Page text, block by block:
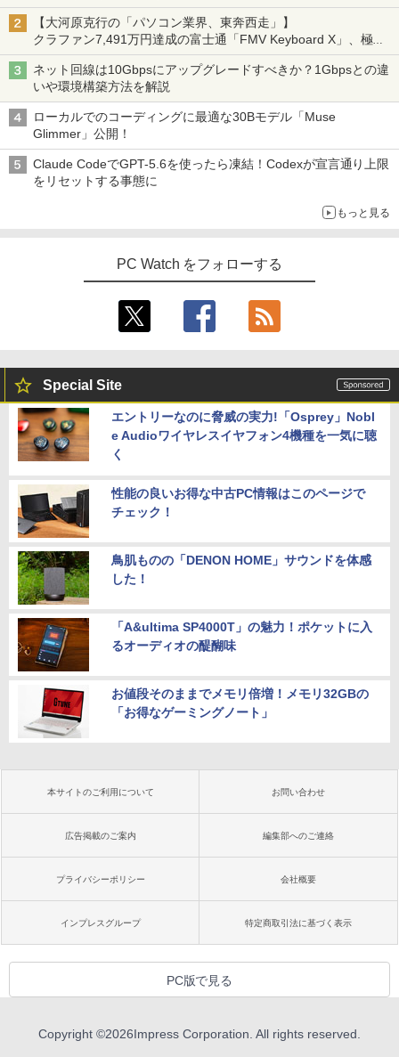
Watch
【大河原克行の「パソコン業界、東奔西走」】
クラファン7,491万円達成の富士通「FMV Keyboard X」、極限
の静音化を追求
ネット回線は10Gbpsにアップグレードすべきか？1Gbpsとの違
いや環境構築方法を解説
ローカルでのコーディングに最適な30Bモデル「Muse
Glimmer」公開！
Claude CodeでGPT-5.6を使ったら凍結！Codexが宣言通り上限
をリセットする事態に
もっと見る
PC Watch をフォローする
Special Site
エントリーなのに脅威の実力!「Osprey」Nobl
e Audioワイヤレスイヤフォン4機種を一気に聴
く
性能の良いお得な中古PC情報はこのページで
チェック！
鳥肌ものの「DENON HOME」サウンドを体感
した！
「A&ultima SP4000T」の魅力！ポケットに入
るオーディオの醍醐味
お値段そのままでメモリ倍増！メモリ32GBの
「お得なゲーミングノート」
本サイトのご利用について お問い合わせ
広告掲載のご案内 編集部へのご連絡
プライバシーポリシー 会社概要
インプレスグループ 特定商取引法に基づく表示
PC版で見る
Copyright ©2026Impress Corporation. All rights reserved.